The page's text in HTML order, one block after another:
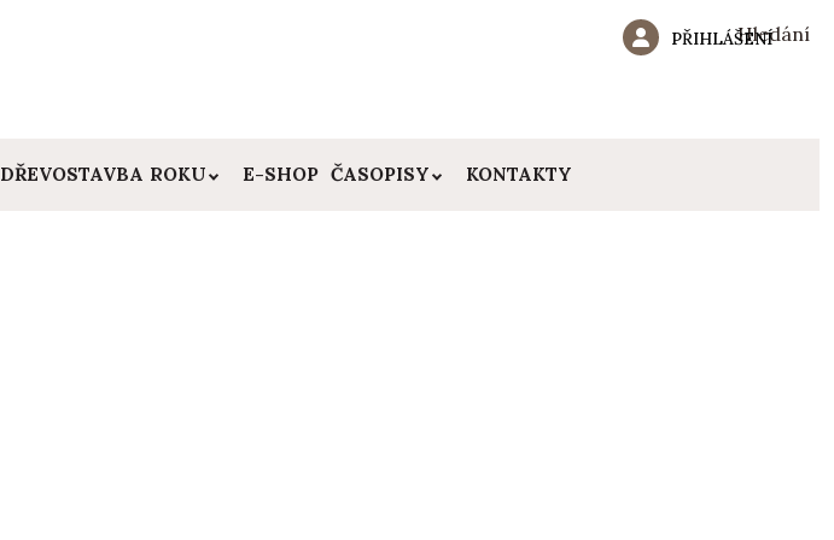
Hledání
PŘIHLÁŠENÍ
DŘEVOSTAVBA ROKU E-SHOP ČASOPISY KONTAKTY